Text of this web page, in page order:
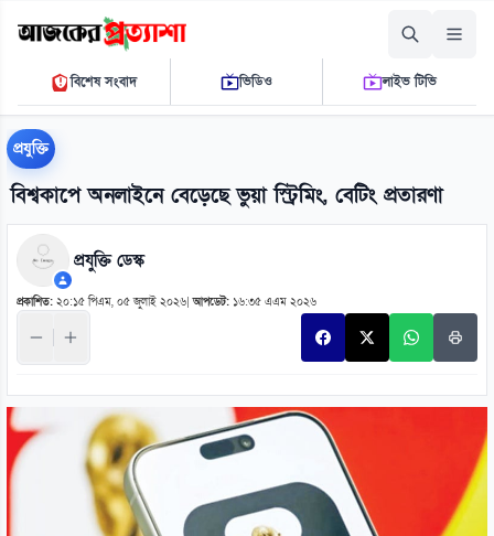
রোববার, ০৯ আগস্ট ২০২৬
০৩ ৩১ ১৩ পি.এম.THE DAILY AJKER PROTTASHA
বিশেষ সংবাদ ভিডিও লাইভ টিভি
প্রযুক্তি
বিশ্বকাপে অনলাইনে বেড়েছে ভুয়া স্ট্রিমিং, বেটিং প্রতারণা
প্রযুক্তি ডেস্ক
প্রকাশিত: ২০:১৫ পিএম, ০৫ জুলাই ২০২৬ |আপডেট: ১৬:৩৫ এএম ২০২৬